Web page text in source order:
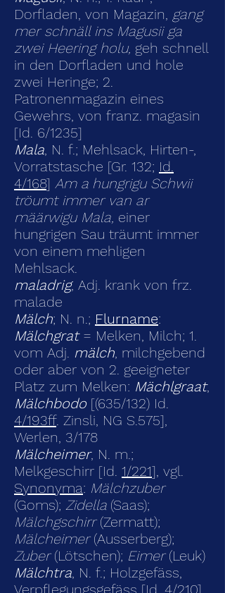
Dorfladen, von Magazin, gang
mer schnäll ins Magusii ga
zwei Heering holu, geh schnell
in den Dorfladen und hole
zwei Heringe; 2.
Patronenmagazin eines
Gewehrs, von franz. magasin
[Id. 6/1235]
Mala, N. f.; Mehlsack, Hirten-,
Vorratstasche [Gr. 132; Id.
4/168] Am a hungrigu Schwii
tröumt immer van ar
määrwigu Mala, einer
hungrigen Sau träumt immer
von einem mehligen
Mehlsack.
maladrig, Adj. krank von frz.
malade
Mälch; N. n.; Flurname:
Mälchgrat = Melken, Milch; 1.
vom Adj. mälch, milchgebend
oder aber von 2. geeigneter
Platz zum Melken: Mächlgraat,
Mälchbodo[(635/132) Id.
4/193ff. Zinsli, NG S.575],
Werlen, 3/178
Mälcheimer, N. m.;
Melkgeschirr [Id. 1/221], vgl.
Synonyma: Mälchzuber
(Goms); Zidella (Saas);
Mälchgschirr(Zermatt);
Mälcheimer(Ausserberg);
Zuber(Lötschen); Eimer(Leuk)
Mälchtra, N. f.; Holzgefäss,
Verpflegungsgefäss [Id. 4/210],